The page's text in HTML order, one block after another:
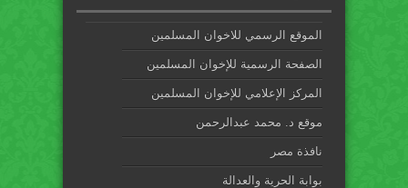
الموقع الرسمي للاخوان المسلمين
الصفحة الرسمية للإخوان المسلمين
المركز الإعلامي للإخوان المسلمين
موقع د. محمد عبدالرحمن
نافذة مصر
بوابة الحرية والعدالة